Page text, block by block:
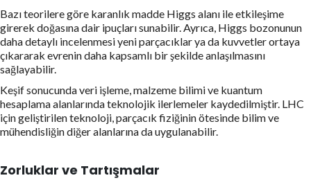
Bazı teorilere göre karanlık madde Higgs alanı ile etkileşime
girerek doğasına dair ipuçları sunabilir. Ayrıca, Higgs bozonunun
daha detaylı incelenmesi yeni parçacıklar ya da kuvvetler ortaya
çıkararak evrenin daha kapsamlı bir şekilde anlaşılmasını
sağlayabilir.
Keşif sonucunda veri işleme, malzeme bilimi ve kuantum
hesaplama alanlarında teknolojik ilerlemeler kaydedilmiştir. LHC
için geliştirilen teknoloji, parçacık fiziğinin ötesinde bilim ve
mühendisliğin diğer alanlarına da uygulanabilir.
Zorluklar ve Tartışmalar